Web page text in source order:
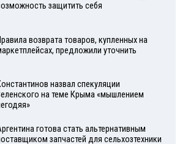
защитить себя
возврата товаров, купленных на
предложили уточнить
назвал спекуляции
на теме Крыма «мышлением
готова стать альтернативным
запчастей для сельхозтехники